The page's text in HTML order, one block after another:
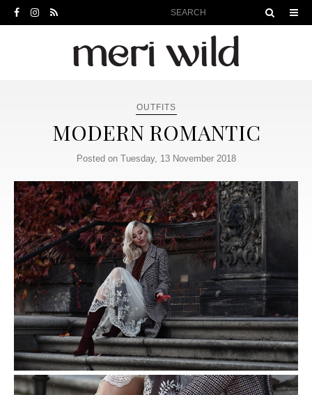
OUTFITS
MODERN ROMANTIC
Posted on Tuesday, 13 November 2018